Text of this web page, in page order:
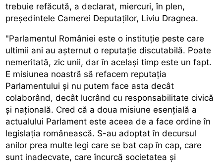
trebuie refăcută, a declarat, miercuri, în plen,
președintele Camerei Deputaților, Liviu Dragnea.
"Parlamentul României este o instituție peste care
ultimii ani au așternut o reputație discutabilă. Poate
nemeritată, zic unii, dar în același timp este un fapt.
E misiunea noastră să refacem reputația
Parlamentului și nu putem face asta decât
colaborând, decât lucrând cu responsabilitate civică
și națională. Cred că a doua misiune esențială a
actualului Parlament este aceea de a face ordine în
legislația românească. S-au adoptat în decursul
anilor prea multe legi care se bat cap în cap, care
sunt inadecvate, care încurcă societatea și